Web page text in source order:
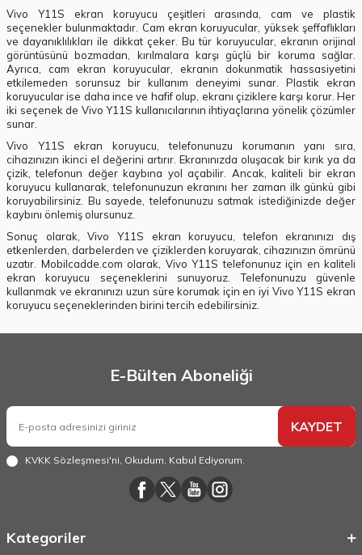
Vivo Y11S ekran koruyucu çeşitleri arasında, cam ve plastik
seçenekler bulunmaktadır. Cam ekran koruyucular, yüksek şeffaflıkları
ve dayanıklılıkları ile dikkat çeker. Bu tür koruyucular, ekranın orijinal
görüntüsünü bozmadan, kırılmalara karşı güçlü bir koruma sağlar.
Ayrıca, cam ekran koruyucular, ekranın dokunmatik hassasiyetini
etkilemeden sorunsuz bir kullanım deneyimi sunar. Plastik ekran
koruyucular ise daha ince ve hafif olup, ekranı çiziklere karşı korur. Her
iki seçenek de Vivo Y11S kullanıcılarının ihtiyaçlarına yönelik çözümler
sunar.
Vivo Y11S ekran koruyucu, telefonunuzu korumanın yanı sıra,
cihazınızın ikinci el değerini artırır. Ekranınızda oluşacak bir kırık ya da
çizik, telefonun değer kaybına yol açabilir. Ancak, kaliteli bir ekran
koruyucu kullanarak, telefonunuzun ekranını her zaman ilk günkü gibi
koruyabilirsiniz. Bu sayede, telefonunuzu satmak istediğinizde değer
kaybını önlemiş olursunuz.
Sonuç olarak, Vivo Y11S ekran koruyucu, telefon ekranınızı dış
etkenlerden, darbelerden ve çiziklerden koruyarak, cihazınızın ömrünü
uzatır. Mobilcadde.com olarak, Vivo Y11S telefonunuz için en kaliteli
ekran koruyucu seçeneklerini sunuyoruz. Telefonunuzu güvenle
kullanmak ve ekranınızı uzun süre korumak için en iyi Vivo Y11S ekran
koruyucu seçeneklerinden birini tercih edebilirsiniz.
E-Bülten Aboneliği
KAYDET
KVKK Sözleşmesi'ni, Okudum, Kabul Ediyorum.
Kategoriler